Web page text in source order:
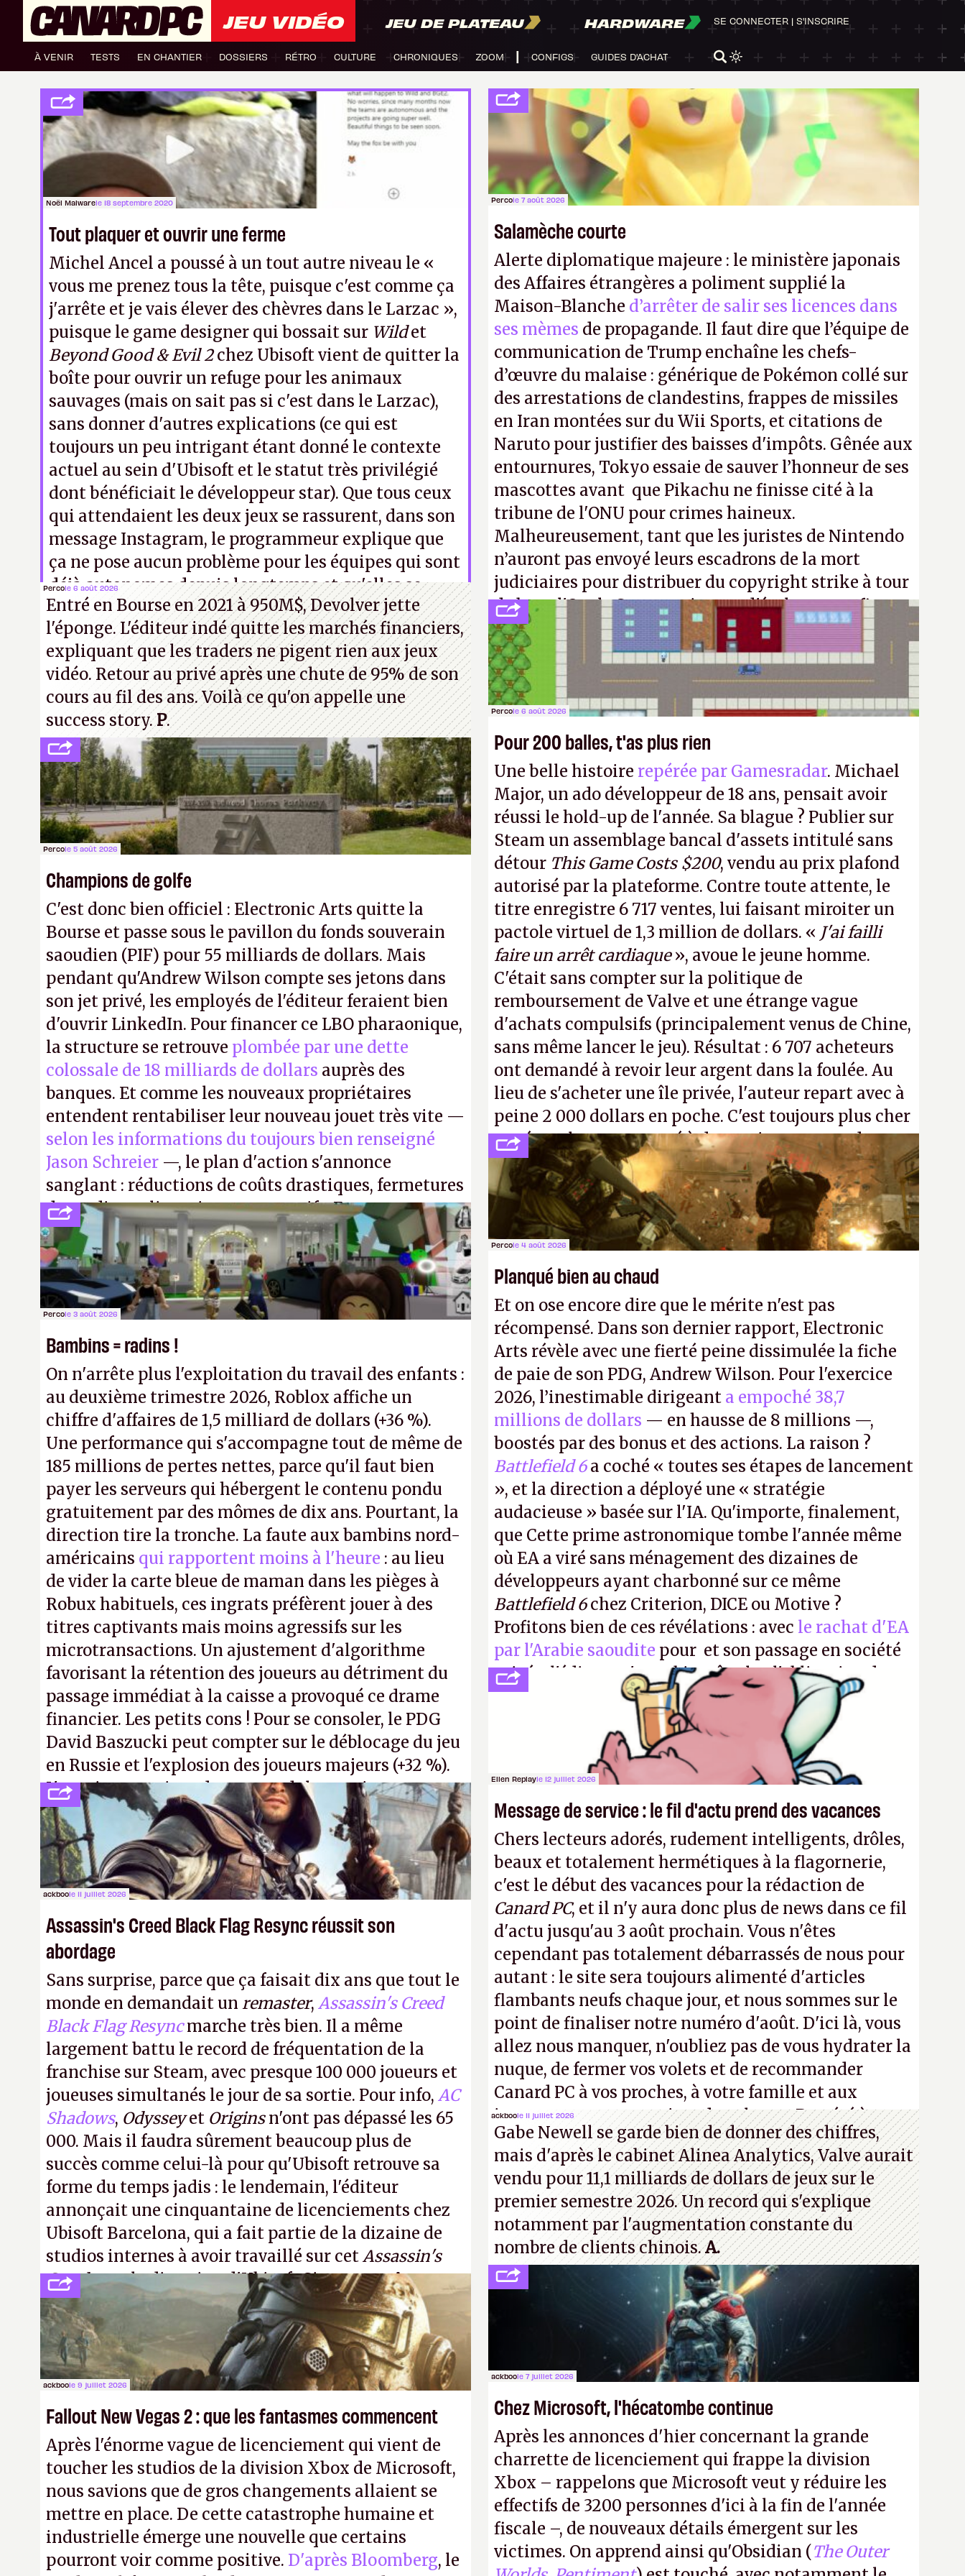
JEU VIDÉO JEU DE PLATEAU HARDWARE
À VENIR TESTS EN CHANTIER DOSSIERS RÉTRO CULTURE CHRONIQUES ZOOM CONFIGS GUIDES D'ACHAT
SE CONNECTER | S'INSCRIRE
Noël Malwarele 18 septembre 2020
Tout plaquer et ouvrir une ferme
Michel Ancel a poussé à un tout autre niveau le «
vous me prenez tous la tête, puisque c'est comme ça
j'arrête et je vais élever des chèvres dans le Larzac »,
puisque le game designer qui bossait sur Wildet
Beyond Good & Evil 2chez Ubisoft vient de quitter la
boîte pour ouvrir un refuge pour les animaux
sauvages (mais on sait pas si c'est dans le Larzac),
sans donner d'autres explications (ce qui est
toujours un peu intrigant étant donné le contexte
actuel au sein d'Ubisoft et le statut très privilégié
dont bénéficiait le développeur star). Que tous ceux
qui attendaient les deux jeux se rassurent, dans son
message Instagram, le programmeur explique que
ça ne pose aucun problème pour les équipes qui sont
déjà autonomes depuis longtemps et qu'elles se
débrouillent très bien sans lui.N.M.
Percole 7 août 2026
Salamèche courte
Alerte diplomatique majeure : le ministère japonais
des Affaires étrangères a poliment supplié la
Maison-Blanche d’arrêter de salir ses licences dans
ses mèmes de propagande. Il faut dire que l’équipe de
communication de Trump enchaîne les chefs-
d’œuvre du malaise : générique de Pokémon collé sur
des arrestations de clandestins, frappes de missiles
en Iran montées sur du Wii Sports, et citations de
Naruto pour justifier des baisses d'impôts. Gênée aux
entournures, Tokyo essaie de sauver l’honneur de ses
mascottes avant que Pikachu ne finisse cité à la
tribune de l'ONU pour crimes haineux.
Malheureusement, tant que les juristes de Nintendo
n’auront pas envoyé leurs escadrons de la mort
judiciaires pour distribuer du copyright strike à tour
de bras, l'Oncle Sam continuera d'étaler sa confiture
intellectuelle sur vos souvenirs d'enfance.P.
Percole 6 août 2026
Entré en Bourse en 2021 à 950M$, Devolver jette
l'éponge. L'éditeur indé quitte les marchés financiers,
expliquant que les traders ne pigent rien aux jeux
vidéo. Retour au privé après une chute de 95% de son
cours au fil des ans. Voilà ce qu'on appelle une
success story.P. Percole 6 août 2026
Pour 200 balles, t'as plus rien
Une belle histoire repérée par Gamesradar. Michael
Major, un ado développeur de 18 ans, pensait avoir
réussi le hold-up de l'année. Sa blague ? Publier sur
Steam un assemblage bancal d'assets intitulé sans
détour This Game Costs $200, vendu au prix plafond
autorisé par la plateforme. Contre toute attente, le
titre enregistre 6 717 ventes, lui faisant miroiter un
pactole virtuel de 1,3 million de dollars. « J'ai failli
faire un arrêt cardiaque», avoue le jeune homme.
C'était sans compter sur la politique de
remboursement de Valve et une étrange vague
d'achats compulsifs (principalement venus de Chine,
sans même lancer le jeu). Résultat : 6 707 acheteurs
ont demandé à revoir leur argent dans la foulée. Au
lieu de s'acheter une île privée, l'auteur repart avec à
peine 2 000 dollars en poche. C'est toujours plus cher
payé que le temps passé à dev, mais ça apprendra aux
petits malins qu'on ne braque pas Gabe Newell aussi
facilement.P.
Percole 5 août 2026
Champions de golfe
C'est donc bien officiel : Electronic Arts quitte la
Bourse et passe sous le pavillon du fonds souverain
saoudien (PIF) pour 55 milliards de dollars. Mais
pendant qu'Andrew Wilson compte ses jetons dans
son jet privé, les employés de l'éditeur feraient bien
d'ouvrir LinkedIn. Pour financer ce LBO pharaonique,
la structure se retrouve plombée par une dette
colossale de 18 milliards de dollars auprès des
banques. Et comme les nouveaux propriétaires
entendent rentabiliser leur nouveau jouet très vite —
selon les informations du toujours bien renseigné
Jason Schreier —, le plan d'action s'annonce
sanglant : réductions de coûts drastiques, fermetures
de studios et licenciements massifs. En gros, essorer
FCet Battlefield, puis virer le reste.P.
Percole 4 août 2026
Planqué bien au chaud
Et on ose encore dire que le mérite n'est pas
récompensé. Dans son dernier rapport, Electronic
Arts révèle avec une fierté peine dissimulée la fiche
de paie de son PDG, Andrew Wilson. Pour l'exercice
2026, l’inestimable dirigeant a empoché 38,7
millions de dollars — en hausse de 8 millions —,
boostés par des bonus et des actions. La raison ?
Battlefield 6a coché « toutes ses étapes de lancement
», et la direction a déployé une « stratégie
audacieuse » basée sur l'IA. Qu'importe, finalement,
que Cette prime astronomique tombe l'année même
où EA a viré sans ménagement des dizaines de
développeurs ayant charbonné sur ce même
Battlefield 6chez Criterion, DICE ou Motive ?
Profitons bien de ces révélations : avec le rachat d'EA
par l'Arabie saoudite pour et son passage en société
privée, l'éditeur n'aura bientôt plus l'obligation de
publier ses bilans. Encore une victoire pour la
Percole 3 août 2026
Bambins = radins !
On n'arrête plus l'exploitation du travail des enfants :
au deuxième trimestre 2026, Roblox affiche un
chiffre d'affaires de 1,5 milliard de dollars (+36 %).
Une performance qui s'accompagne tout de même de
185 millions de pertes nettes, parce qu'il faut bien
payer les serveurs qui hébergent le contenu pondu
gratuitement par des mômes de dix ans. Pourtant, la
direction tire la tronche. La faute aux bambins nord-
américains qui rapportent moins à l'heure : au lieu
de vider la carte bleue de maman dans les pièges à
Robux habituels, ces ingrats préfèrent jouer à des
titres captivants mais moins agressifs sur les
microtransactions. Un ajustement d'algorithme
favorisant la rétention des joueurs au détriment du
passage immédiat à la caisse a provoqué ce drame
financier. Les petits cons ! Pour se consoler, le PDG
David Baszucki peut compter sur le déblocage du jeu
en Russie et l'explosion des joueurs majeurs (+32 %).
L'avenir appartient donc aux adultes, qui ne sont
jamais que des enfants avec du pouvoir d'achat.P.
Ellen Replayle 12 juillet 2026
Message de service : le fil d'actu prend des vacances
Chers lecteurs adorés, rudement intelligents, drôles,
beaux et totalement hermétiques à la flagornerie,
c'est le début des vacances pour la rédaction de
Canard PC, et il n'y aura donc plus de news dans ce fil
d'actu jusqu'au 3 août prochain. Vous n'êtes
cependant pas totalement débarrassés de nous pour
autant : le site sera toujours alimenté d'articles
flambants neufs chaque jour, et nous sommes sur le
point de finaliser notre numéro d'août. D'ici là, vous
allez nous manquer, n'oubliez pas de vous hydrater la
nuque, de fermer vos volets et de recommander
Canard PC à vos proches, à votre famille et aux
inconnus que vous croisez dans la rue. Bon été à tous
! –ER.
ackboole 11 juillet 2026
Assassin's Creed Black Flag Resync réussit son
abordage
Sans surprise, parce que ça faisait dix ans que tout le
monde en demandait un remaster, Assassin's Creed
Black Flag Resyncmarche très bien. Il a même
largement battu le record de fréquentation de la
franchise sur Steam, avec presque 100 000 joueurs et
joueuses simultanés le jour de sa sortie. Pour info, AC
Shadows, Odysseyet Originsn'ont pas dépassé les 65
000. Mais il faudra sûrement beaucoup plus de
succès comme celui-là pour qu'Ubisoft retrouve sa
forme du temps jadis : le lendemain, l'éditeur
annonçait une cinquantaine de licenciements chez
Ubisoft Barcelona, qui a fait partie de la dizaine de
studios internes à avoir travaillé sur cetAssassin's
Creedsous la direction d'Ubisoft Singapour.A.
ackboole 11 juillet 2026
Gabe Newell se garde bien de donner des chiffres,
mais d'après le cabinet Alinea Analytics, Valve aurait
vendu pour 11,1 milliards de dollars de jeux sur le
premier semestre 2026. Un record qui s'explique
notamment par l'augmentation constante du
nombre de clients chinois.A.
ackboole 9 juillet 2026
Fallout New Vegas 2 : que les fantasmes commencent
Après l'énorme vague de licenciement qui vient de
toucher les studios de la division Xbox de Microsoft,
nous savions que de gros changements allaient se
mettre en place. De cette catastrophe humaine et
industrielle émerge une nouvelle que certains
pourront voir comme positive. D'après Bloomberg, le
ackboole 7 juillet 2026
Chez Microsoft, l'hécatombe continue
Après les annonces d'hier concernant la grande
charrette de licenciement qui frappe la division
Xbox – rappelons que Microsoft veut y réduire les
effectifs de 3200 personnes d'ici à la fin de l'année
fiscale –, de nouveaux détails émergent sur les
victimes. On apprend ainsi qu'Obsidian (The Outer